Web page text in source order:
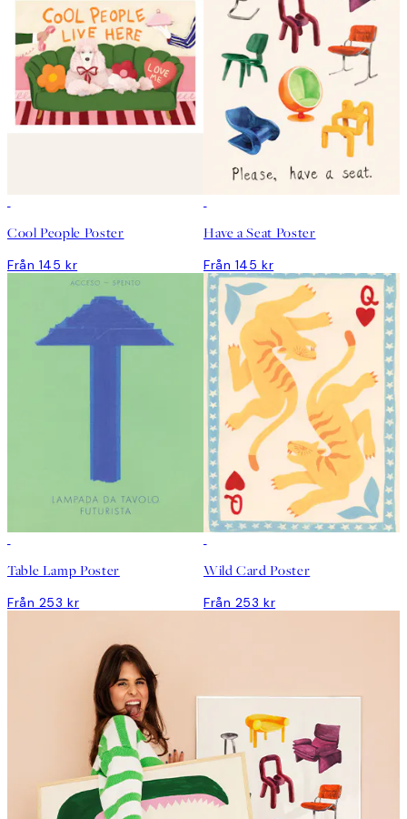
Cool People Poster
Från 145 kr
Have a Seat Poster
Från 145 kr
Table Lamp Poster
Från 253 kr
Wild Card Poster
Från 253 kr